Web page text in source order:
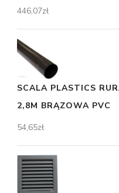
446,07zł
SCALA PLASTICS
2,8M BRĄZOWA PVC
54,65zł